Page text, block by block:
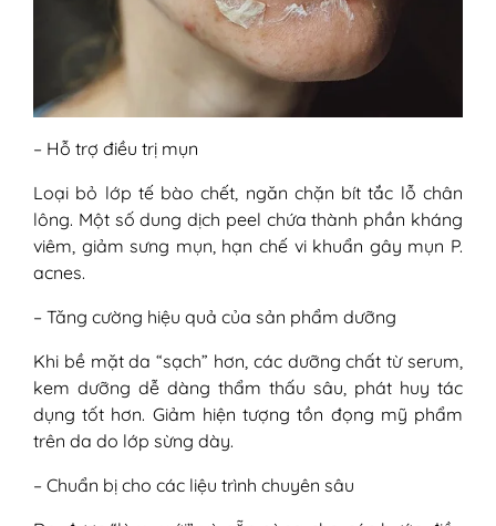
– Hỗ trợ điều trị mụn
Loại bỏ lớp tế bào chết, ngăn chặn bít tắc lỗ chân
lông. Một số dung dịch peel chứa thành phần kháng
viêm, giảm sưng mụn, hạn chế vi khuẩn gây mụn P.
acnes.
– Tăng cường hiệu quả của sản phẩm dưỡng
Khi bề mặt da “sạch” hơn, các dưỡng chất từ serum,
kem dưỡng dễ dàng thẩm thấu sâu, phát huy tác
dụng tốt hơn. Giảm hiện tượng tồn đọng mỹ phẩm
trên da do lớp sừng dày.
– Chuẩn bị cho các liệu trình chuyên sâu